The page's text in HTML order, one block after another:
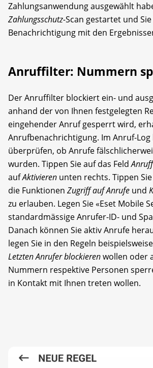
Zahlungsanwendung ausgewählt
Zahlungsschutz-Scan gestartet und
Benachrichtigung mit den
Anruffilter: Nummern
Der Anruffilter blockiert ein- und
anhand der von Ihnen festgelegten
eingehender Anruf gesperrt wird,
Anrufbenachrichtigung. Im Anruf-Log
überprüfen, ob Anrufe
wurden. Tippen Sie auf das Feld
aufAktivieren unten rechts. Tippen
die Funktionen Zugriff auf Anrufe und
zu erlauben. Legen Sie «Eset Mobile
standardmässige Anrufer-ID- und
Danach können Sie aktiv Anrufe
legen Sie in den Regeln
Letzten Anrufer blockierenwollen oder
Nummern respektive Personen
in Kontakt mit Ihnen treten wollen.